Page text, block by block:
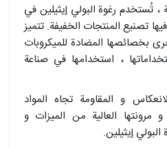
، تُستخدم رغوة البولي إيثيلين في
تصنيع المنتجات الخفيفة. تتميز
بخصائصها المضادة للميكروبات
، استخدامها في صناعة
و المقاومة تجاه المواد
و مرونتها العالية من الميزات و
إيثيلين.